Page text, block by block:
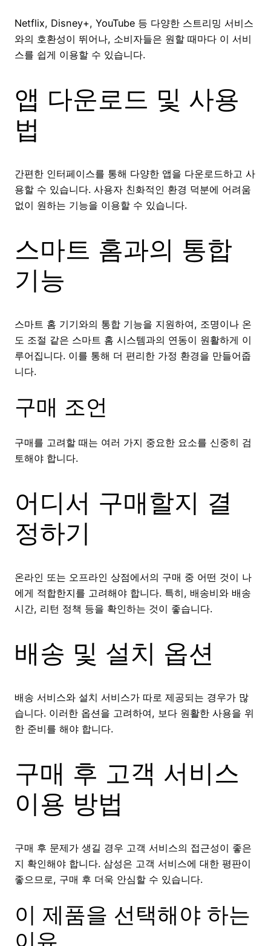
Netflix, Disney+, YouTube 등 다양한 스트리밍 서비스
와의 호환성이 뛰어나, 소비자들은 원할 때마다 이 서비
스를 쉽게 이용할 수 있습니다.
앱 다운로드 및 사용
법
간편한 인터페이스를 통해 다양한 앱을 다운로드하고 사
용할 수 있습니다. 사용자 친화적인 환경 덕분에 어려움
없이 원하는 기능을 이용할 수 있습니다.
스마트 홈과의 통합
기능
스마트 홈 기기와의 통합 기능을 지원하여, 조명이나 온
도 조절 같은 스마트 홈 시스템과의 연동이 원활하게 이
루어집니다. 이를 통해 더 편리한 가정 환경을 만들어줍
니다.
구매 조언
구매를 고려할 때는 여러 가지 중요한 요소를 신중히 검
토해야 합니다.
어디서 구매할지 결
정하기
온라인 또는 오프라인 상점에서의 구매 중 어떤 것이 나
에게 적합한지를 고려해야 합니다. 특히, 배송비와 배송
시간, 리턴 정책 등을 확인하는 것이 좋습니다.
배송 및 설치 옵션
배송 서비스와 설치 서비스가 따로 제공되는 경우가 많
습니다. 이러한 옵션을 고려하여, 보다 원활한 사용을 위
한 준비를 해야 합니다.
구매 후 고객 서비스
이용 방법
구매 후 문제가 생길 경우 고객 서비스의 접근성이 좋은
지 확인해야 합니다. 삼성은 고객 서비스에 대한 평판이
좋으므로, 구매 후 더욱 안심할 수 있습니다.
이 제품을 선택해야 하는
이유